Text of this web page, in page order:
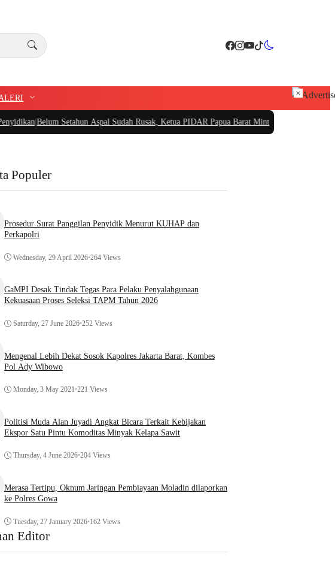
Setahun Aspal Sudah Rusak, Ketua PIDAR Papua Barat Minta Kajati Papua Periksa PT. Fajar
dan Berintegritas
Populer
Prosedur Surat Panggilan Penyidik Menurut KUHAP dan
Perkapolri
Wednesday, 29 April 2026•264 Views
GaMPI Desak Tindak Tegas Para Pelaku Penyalahgunaan
Kekuasaan Proses Seleksi TAPM Tahun 2026
Saturday, 27 June 2026•252 Views
Mengenal Lebih Dekat Sosok Kapolres Jakarta Barat, Kombes
Pol Ady Wibowo
Monday, 3 May 2021•221 Views
Politisi Muda Alan Juyadi Angkat Bicara Terkait Kebijakan
Ekspor Satu Pintu Komoditas Minyak Kelapa Sawit
Thursday, 4 June 2026•204 Views
Merasa Tertipu, Oknum Jaringan Pembiayaan Moladin dilaporkan
ke Polres Gowa
Tuesday, 27 January 2026•162 Views
Editor
×